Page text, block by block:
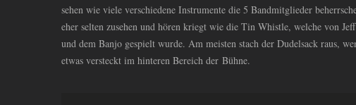
sehen wie viele verschiedene Instrumente die 5 Bandmitglieder
eher selten zusehen und hören kriegt wie die Tin Whistle, welche von
und dem Banjo gespielt wurde. Am meisten stach der Dudelsack raus,
etwas versteckt im hinteren Bereich der Bühne.